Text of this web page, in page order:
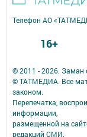
© 2011 - 2026.
© ТАТМЕДИА. Все
законом.
Перепечатка,
информации,
размещенной на
редакций СМИ.
Телефон АО
16+